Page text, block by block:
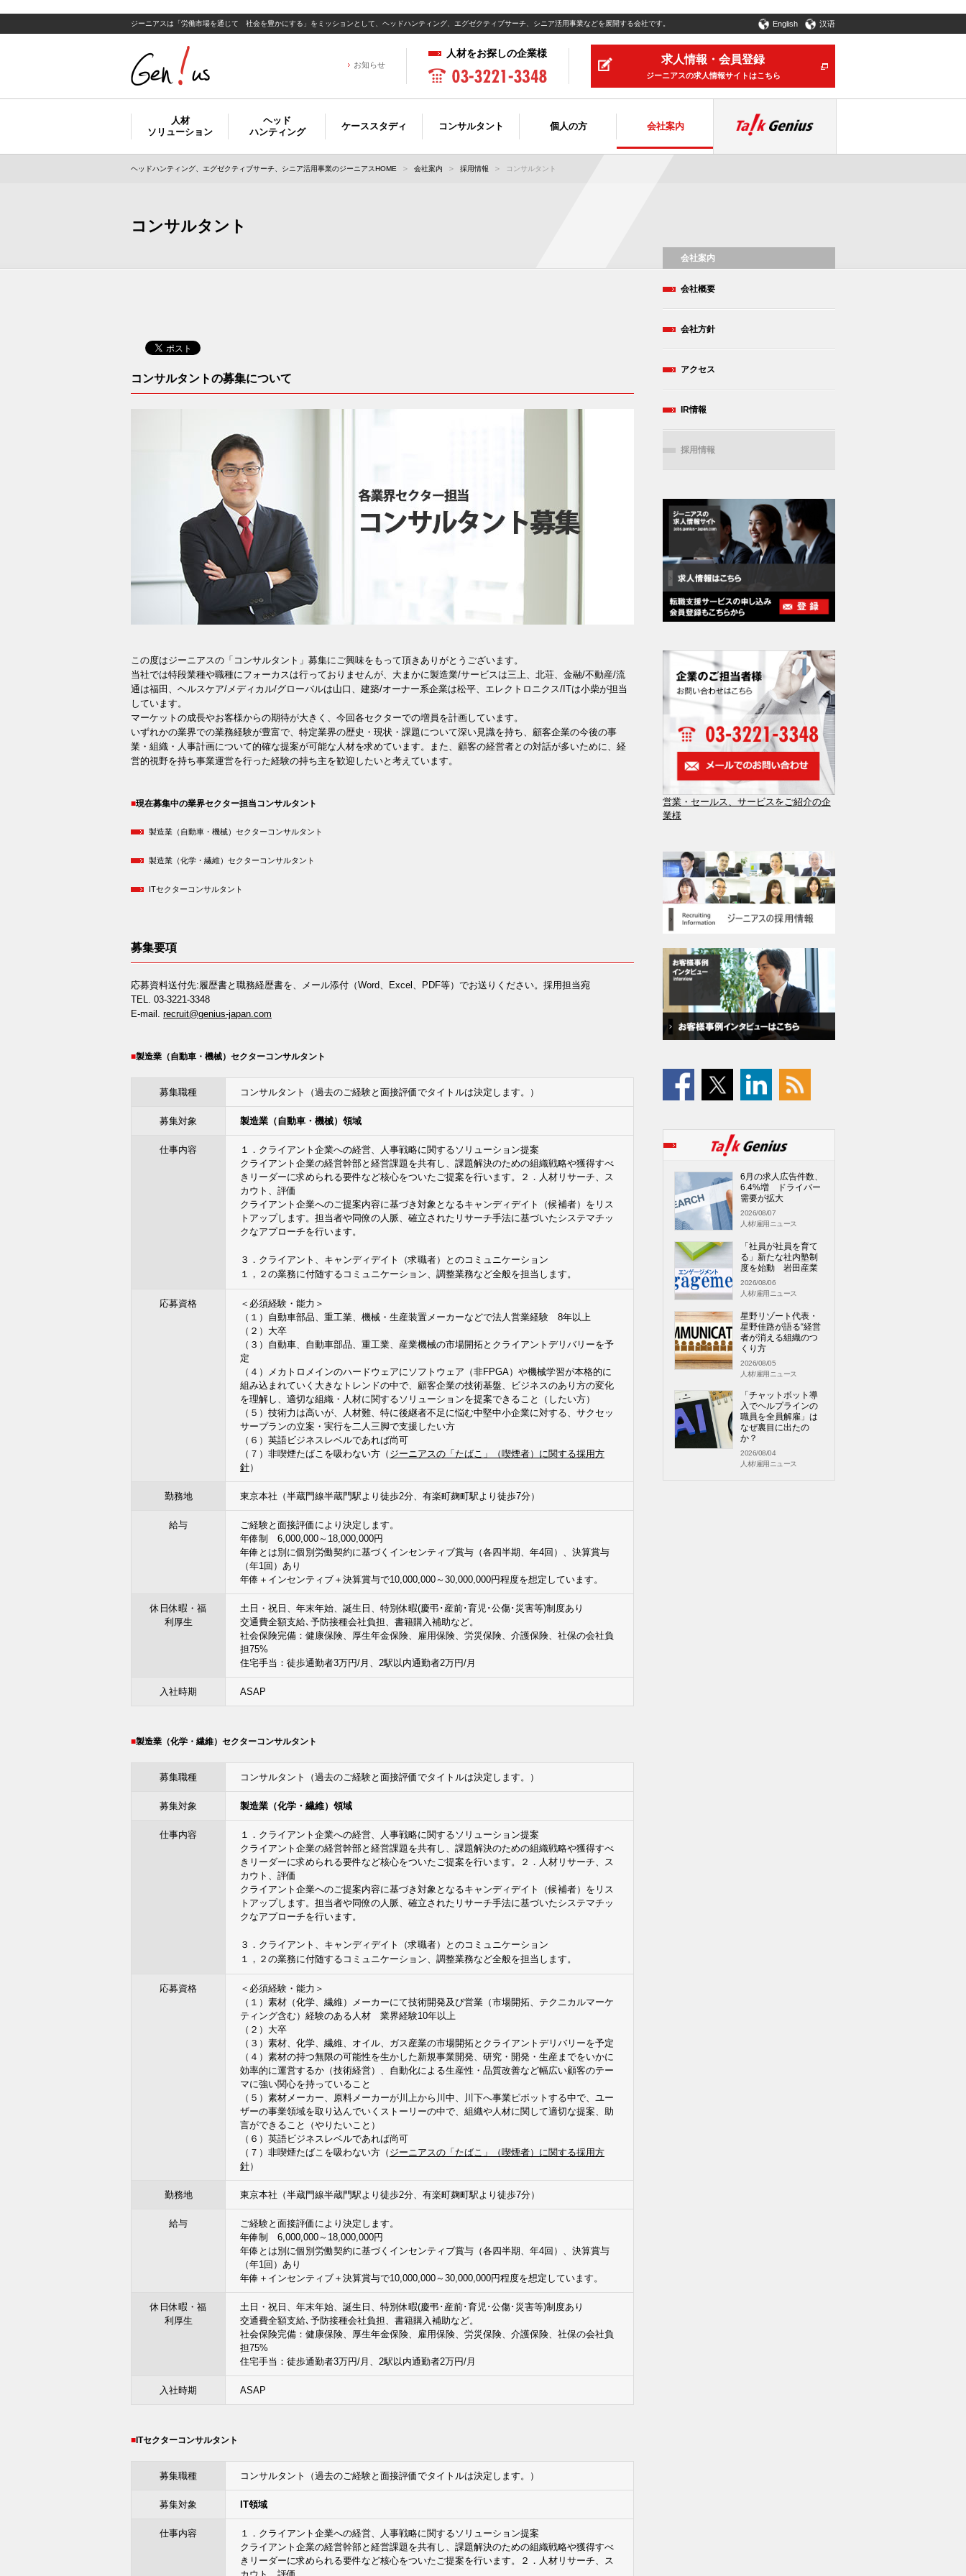
ジーニアスは「労働市場を通じて 社会を豊かにする」をミッションとして、ヘッドハンティング、エグゼクティブサーチ、シニア活用事業などを展開する会社です。
人材
ソリューション
ヘッド
ハンティング
ケーススタディ コンサルタント 個人の方 会社案内
お知らせ
English 汉语
求人情報・会員登録
ジーニアスの求人情報サイトはこちら
人材をお探しの企業様
ヘッドハンティング、エグゼクティブサーチ、シニア活用事業のジーニアスHOME 会社案内 採用情報 コンサルタント
コンサルタント
コンサルタントの募集について
この度はジーニアスの「コンサルタント」募集にご興味をもって頂きありがとうございます。
当社では特段業種や職種にフォーカスは行っておりませんが、大まかに製造業/サービスは三上、北荘、金融/不動産/流
通は福田、ヘルスケア/メディカル/グローバルは山口、建築/オーナー系企業は松平、エレクトロニクス/ITは小柴が担当
しています。
マーケットの成長やお客様からの期待が大きく、今回各セクターでの増員を計画しています。
いずれかの業界での業務経験が豊富で、特定業界の歴史・現状・課題について深い見識を持ち、顧客企業の今後の事
業・組織・人事計画について的確な提案が可能な人材を求めています。また、顧客の経営者との対話が多いために、経
営的視野を持ち事業運営を行った経験の持ち主を歓迎したいと考えています。
現在募集中の業界セクター担当コンサルタント
製造業（自動車・機械）セクターコンサルタント
製造業（化学・繊維）セクターコンサルタント
ITセクターコンサルタント
募集要項
応募資料送付先:履歴書と職務経歴書を、メール添付（Word、Excel、PDF等）でお送りください。採用担当宛
TEL. 03-3221-3348
E-mail. recruit@genius-japan.com
製造業（自動車・機械）セクターコンサルタント
募集職種 コンサルタント（過去のご経験と面接評価でタイトルは決定します。）
募集対象 製造業（自動車・機械）領域
仕事内容
１．クライアント企業への経営、人事戦略に関するソリューション提案
クライアント企業の経営幹部と経営課題を共有し、課題解決のための組織戦略や獲得すべ
きリーダーに求められる要件など核心をついたご提案を行います。２．人材リサーチ、ス
カウト、評価
クライアント企業へのご提案内容に基づき対象となるキャンディデイト（候補者）をリス
トアップします。担当者や同僚の人脈、確立されたリサーチ手法に基づいたシステマチッ
クなアプローチを行います。
３．クライアント、キャンディデイト（求職者）とのコミュニケーション
１，２の業務に付随するコミュニケーション、調整業務など全般を担当します。
応募資格
＜必須経験・能力＞
（１）自動車部品、重工業、機械・生産装置メーカーなどで法人営業経験 8年以上
（２）大卒
（３）自動車、自動車部品、重工業、産業機械の市場開拓とクライアントデリバリーを予
定
（４）メカトロメインのハードウェアにソフトウェア（非FPGA）や機械学習が本格的に
組み込まれていく大きなトレンドの中で、顧客企業の技術基盤、ビジネスのあり方の変化
を理解し、適切な組織・人材に関するソリューションを提案できること（したい方）
（５）技術力は高いが、人材難、特に後継者不足に悩む中堅中小企業に対する、サクセッ
サープランの立案・実行を二人三脚で支援したい方
（６）英語ビジネスレベルであれば尚可
（７）非喫煙たばこを吸わない方（ ジーニアスの「たばこ」（喫煙者）に関する採用方
針）
勤務地 東京本社（半蔵門線半蔵門駅より徒歩2分、有楽町麹町駅より徒歩7分）
給与
ご経験と面接評価により決定します。
年俸制 6,000,000～18,000,000円
年俸とは別に個別労働契約に基づくインセンティブ賞与（各四半期、年4回）、決算賞与
（年1回）あり
年俸＋インセンティブ＋決算賞与で10,000,000～30,000,000円程度を想定しています。
休日休暇・福
利厚生
土日・祝日、年末年始、誕生日、特別休暇(慶弔･産前･育児･公傷･災害等)制度あり
交通費全額支給､予防接種会社負担、書籍購入補助など。
社会保険完備：健康保険、厚生年金保険、雇用保険、労災保険、介護保険、社保の会社負
担75%
住宅手当：徒歩通勤者3万円/月、2駅以内通勤者2万円/月
入社時期 ASAP
製造業（化学・繊維）セクターコンサルタント
募集職種 コンサルタント（過去のご経験と面接評価でタイトルは決定します。）
募集対象 製造業（化学・繊維）領域
仕事内容
１．クライアント企業への経営、人事戦略に関するソリューション提案
クライアント企業の経営幹部と経営課題を共有し、課題解決のための組織戦略や獲得すべ
きリーダーに求められる要件など核心をついたご提案を行います。２．人材リサーチ、ス
カウト、評価
クライアント企業へのご提案内容に基づき対象となるキャンディデイト（候補者）をリス
トアップします。担当者や同僚の人脈、確立されたリサーチ手法に基づいたシステマチッ
クなアプローチを行います。
３．クライアント、キャンディデイト（求職者）とのコミュニケーション
１，２の業務に付随するコミュニケーション、調整業務など全般を担当します。
応募資格
＜必須経験・能力＞
（１）素材（化学、繊維）メーカーにて技術開発及び営業（市場開拓、テクニカルマーケ
ティング含む）経験のある人材 業界経験10年以上
（２）大卒
（３）素材、化学、繊維、オイル、ガス産業の市場開拓とクライアントデリバリーを予定
（４）素材の持つ無限の可能性を生かした新規事業開発、研究・開発・生産までをいかに
効率的に運営するか（技術経営）、自動化による生産性・品質改善など幅広い顧客のテー
マに強い関心を持っていること
（５）素材メーカー、原料メーカーが川上から川中、川下へ事業ピボットする中で、ユー
ザーの事業領域を取り込んでいくストーリーの中で、組織や人材に関して適切な提案、助
言ができること（やりたいこと）
（６）英語ビジネスレベルであれば尚可
（７）非喫煙たばこを吸わない方（ ジーニアスの「たばこ」（喫煙者）に関する採用方
針）
勤務地 東京本社（半蔵門線半蔵門駅より徒歩2分、有楽町麹町駅より徒歩7分）
給与
ご経験と面接評価により決定します。
年俸制 6,000,000～18,000,000円
年俸とは別に個別労働契約に基づくインセンティブ賞与（各四半期、年4回）、決算賞与
（年1回）あり
年俸＋インセンティブ＋決算賞与で10,000,000～30,000,000円程度を想定しています。
休日休暇・福
利厚生
土日・祝日、年末年始、誕生日、特別休暇(慶弔･産前･育児･公傷･災害等)制度あり
交通費全額支給､予防接種会社負担、書籍購入補助など。
社会保険完備：健康保険、厚生年金保険、雇用保険、労災保険、介護保険、社保の会社負
担75%
住宅手当：徒歩通勤者3万円/月、2駅以内通勤者2万円/月
入社時期 ASAP
ITセクターコンサルタント
募集職種 コンサルタント（過去のご経験と面接評価でタイトルは決定します。）
募集対象 IT領域
仕事内容
１．クライアント企業への経営、人事戦略に関するソリューション提案
クライアント企業の経営幹部と経営課題を共有し、課題解決のための組織戦略や獲得すべ
きリーダーに求められる要件など核心をついたご提案を行います。２．人材リサーチ、ス
会社案内
会社概要
会社方針
アクセス
IR情報
採用情報
営業・セールス、サービスをご紹介の企
業様
6月の求人広告件数、
6.4%増 ドライバー
需要が拡大
2026/08/07
人材/雇用ニュース
「社員が社員を育て
る」新たな社内塾制
度を始動 岩田産業
2026/08/06
人材/雇用ニュース
星野リゾート代表・
星野佳路が語る“経営
者が消える組織のつ
くり方
2026/08/05
人材/雇用ニュース
「チャットボット導
入でヘルプラインの
職員を全員解雇」は
なぜ裏目に出たの
か？
2026/08/04
人材/雇用ニュース